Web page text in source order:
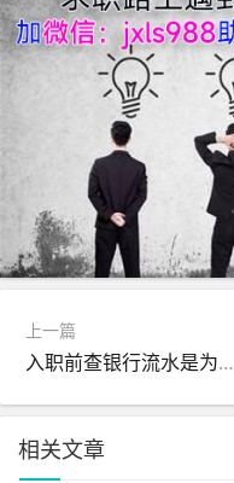
上一篇
入职前查银行流水是为什么?
相关文章